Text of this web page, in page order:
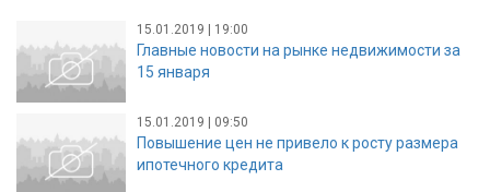
15.01.2019 | 19:00
Главные новости на рынке недвижимости за
15 января
15.01.2019 | 09:50
Повышение цен не привело к росту размера
ипотечного кредита